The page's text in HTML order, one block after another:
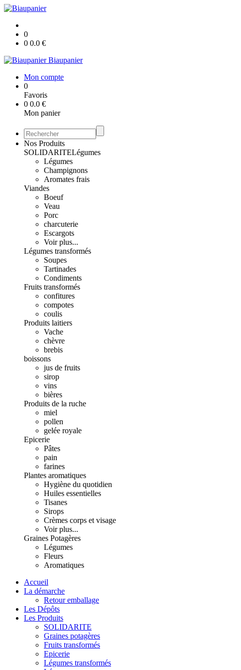
0
0 0.0 €
Biaupanier
Mon compte
0
Favoris
0 0.0 €
Mon panier
Nos Produits
SOLIDARITELégumes
Légumes
Champignons
Aromates frais
Viandes
Boeuf
Veau
Porc
charcuterie
Escargots
Voir plus...
Légumes transformés
Soupes
Tartinades
Condiments
Fruits transformés
confitures
compotes
coulis
Produits laitiers
Vache
chèvre
brebis
boissons
jus de fruits
sirop
vins
bières
Produits de la ruche
miel
pollen
gelée royale
Epicerie
Pâtes
pain
farines
Plantes aromatiques
Hygiène du quotidien
Huiles essentielles
Tisanes
Sirops
Crèmes corps et visage
Voir plus...
Graines Potagères
Légumes
Fleurs
Aromatiques
Accueil
La démarche
Retour emballage
Les Dépôts
Les Produits
SOLIDARITE
Graines potagères
Fruits transformés
Epicerie
Légumes transformés